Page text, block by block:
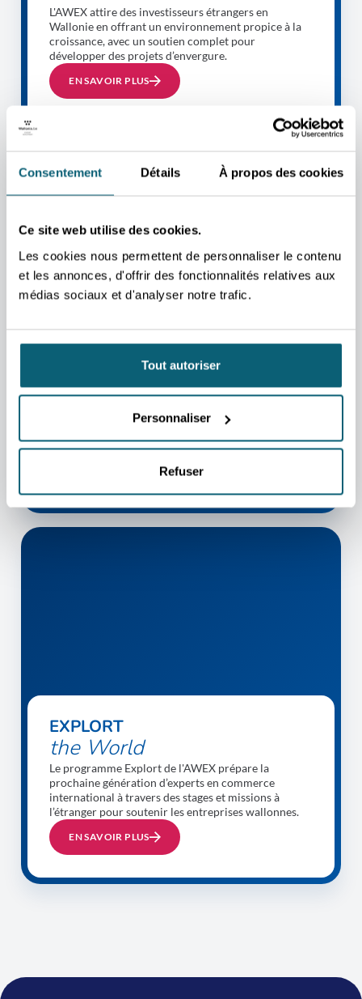
Consentement Détails À propos des cookies
Ce site web utilise des cookies.
Les cookies nous permettent de personnaliser le contenu
et les annonces, d'offrir des fonctionnalités relatives aux
médias sociaux et d'analyser notre trafic.
Tout autoriser
Personnaliser
Refuser
L'AWEX attire des investisseurs étrangers en
Wallonie en offrant un environnement propice à la
croissance, avec un soutien complet pour
développer des projets d’envergure.
EN SAVOIR PLUS
DISCOVER
travers le portail Wallonia.be : success stories
d’entreprises wallonnes à l’international,
innovations, talents culturels, pépites touristiques et
gastronomiques, etc.
EXPLORT
the World
Le programme Explort de l'AWEX prépare la
prochaine génération d’experts en commerce
international à travers des stages et missions à
l’étranger pour soutenir les entreprises wallonnes.
EN SAVOIR PLUS